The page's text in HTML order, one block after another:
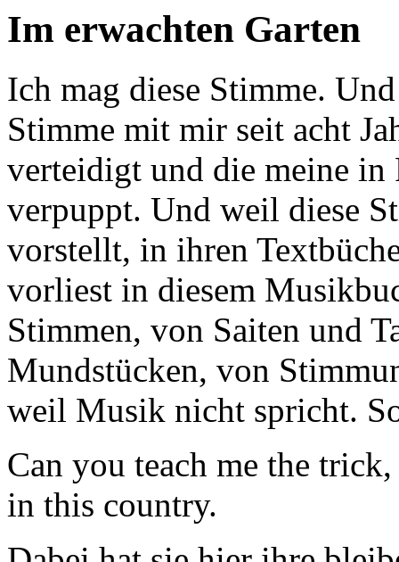
Im erwachten Garten
Ich mag diese Stimme.
Stimme mit mir seit acht
verteidigt und die meine in
verpuppt. Und weil diese
vorstellt, in ihren
vorliest in diesem
Stimmen, von Saiten und
Mundstücken, von
weil Musik nicht spricht.
Can you teach me the
in this country.